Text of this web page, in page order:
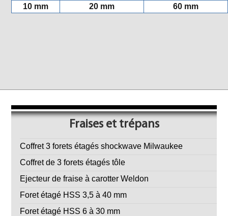
10 mm
20 mm 60 mm
Fraises et trépans
Coffret 3 forets étagés shockwave Milwaukee
Coffret de 3 forets étagés tôle
Ejecteur de fraise à carotter Weldon
Foret étagé HSS 3,5 à 40 mm
Foret étagé HSS 6 à 30 mm